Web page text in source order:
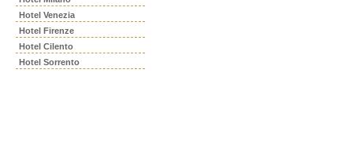
Hotel Venezia
Hotel Firenze
Hotel Cilento
Hotel Sorrento